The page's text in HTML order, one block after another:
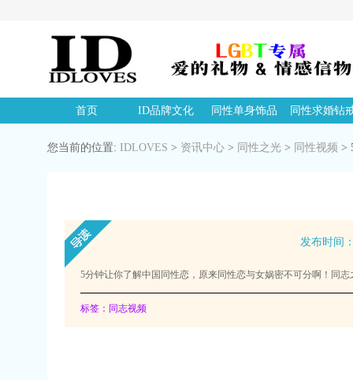
首页 ID品牌文化 同性单身饰品 同性求婚钻
您当前的位置: IDLOVES > 资讯中心 > 同性之光 > 同性视频 >
发布时间
5分钟让你了解中国同性恋，原来同性恋与女娲密不可分啊！同
标签：同志视频